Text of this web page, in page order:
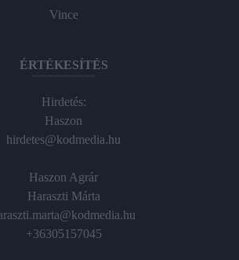
Vince
ÉRTÉKESÍTÉS
Hirdetés:
Haszon
hirdetes@kodmedia.hu
Haszon Agrár
Haraszti Márta
+36305157045